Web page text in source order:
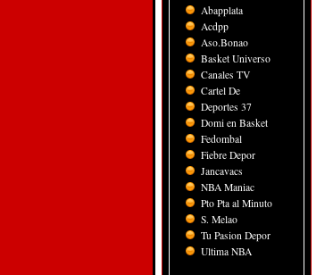
Abapplata
Acdpp
Aso.Bonao
Basket Universo
Canales TV
Cartel De
Deportes 37
Domi en Basket
Fedombal
Fiebre Depor
Jancavacs
NBA Maniac
Pto Pta al Minuto
S. Melao
Tu Pasion Depor
Ultima NBA